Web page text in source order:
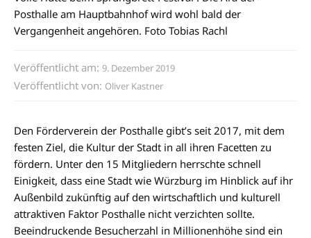
Posthalle am Hauptbahnhof wird wohl bald der
Vergangenheit angehören. Foto Tobias Rachl
Veröffentlicht am: 9. Dezember 2019
Veröffentlicht von: Oliver Kastner
Den Förderverein der Posthalle gibt’s seit 2017, mit dem
festen Ziel, die Kultur der Stadt in all ihren Facetten zu
fördern. Unter den 15 Mitgliedern herrschte schnell
Einigkeit, dass eine Stadt wie Würzburg im Hinblick auf ihr
Außenbild zukünftig auf den wirtschaftlich und kulturell
attraktiven Faktor Posthalle nicht verzichten sollte.
Beeindruckende Besucherzahl in Millionenhöhe sind ein